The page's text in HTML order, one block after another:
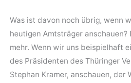
Was ist davon noch übrig, wenn
heutigen Amtsträger
mehr. Wenn wir uns beispielhaft
des Präsidenten des Thüringer
Stephan Kramer, anschauen, der